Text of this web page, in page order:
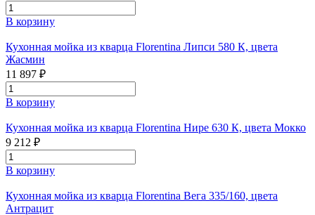
В корзину
Кухонная мойка из кварца Florentina Липси 580 К, цвета
Жасмин
11 897 ₽
В корзину
Кухонная мойка из кварца Florentina Нире 630 К, цвета Мокко
9 212 ₽
В корзину
Кухонная мойка из кварца Florentina Вега 335/160, цвета
Антрацит